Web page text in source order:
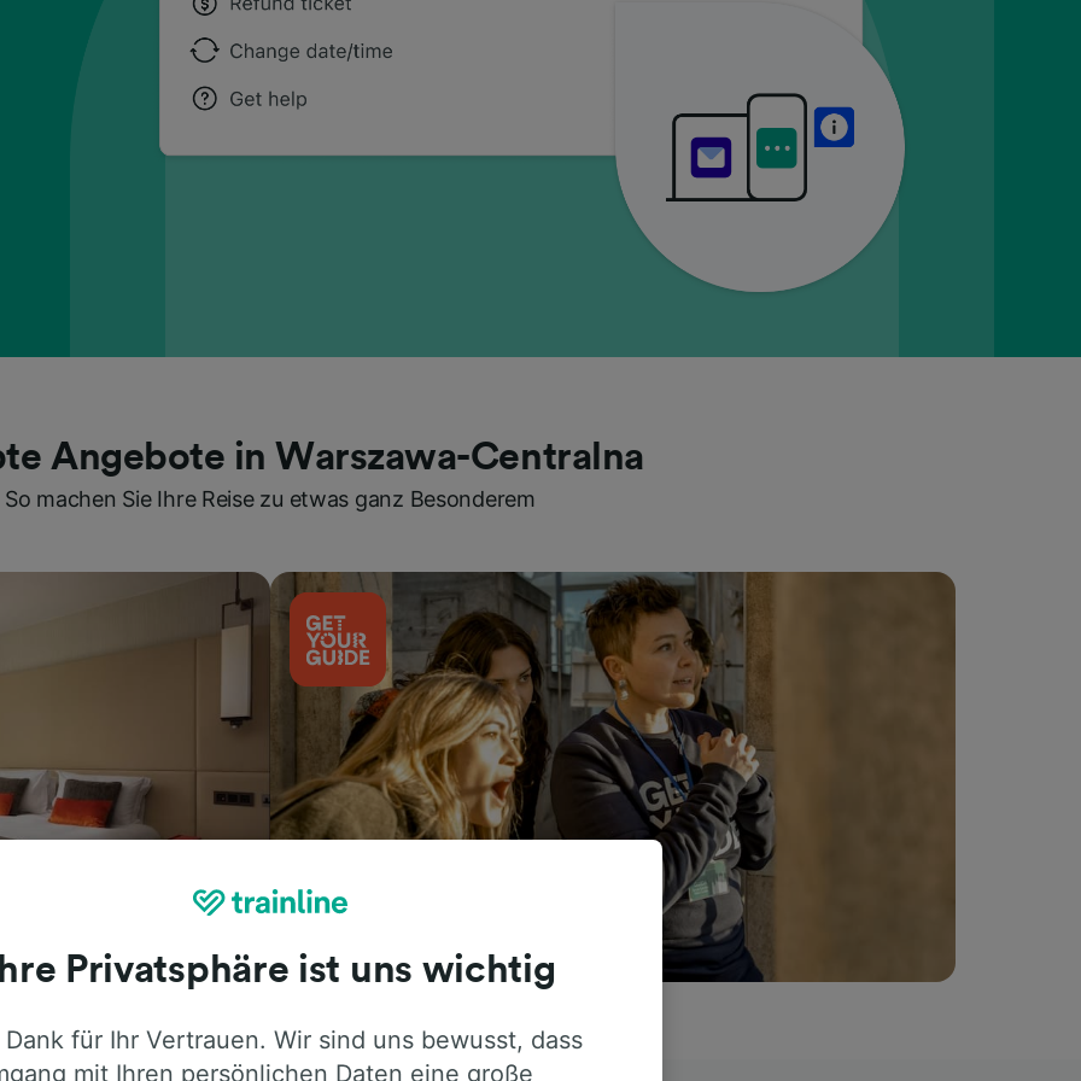
Angebote in Warszawa-Centralna
So machen Sie Ihre Reise zu etwas ganz Besonderem
Ihre Privatsphäre ist uns wichtig
für Ihr Vertrauen. Wir sind uns bewusst, dass
mit Ihren persönlichen Daten eine große